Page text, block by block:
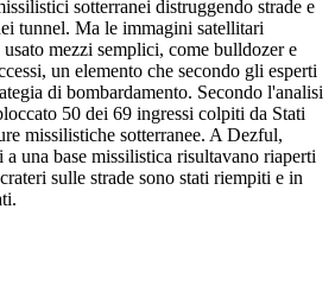
sotterranei distruggendo strade e
tunnel. Ma le immagini satellitari
mezzi semplici, come bulldozer e
un elemento che secondo gli esperti
di bombardamento. Secondo l'analisi
50 dei 69 ingressi colpiti da Stati
missilistiche sotterranee. A Dezful,
a una base missilistica risultavano riaperti
sulle strade sono stati riempiti e in